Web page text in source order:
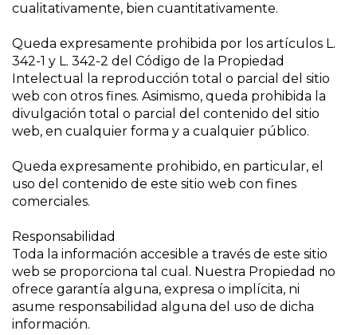
cualitativamente, bien cuantitativamente.
Queda expresamente prohibida por los artículos L.
342-1 y L. 342-2 del Código de la Propiedad
Intelectual la reproducción total o parcial del sitio
web con otros fines. Asimismo, queda prohibida la
divulgación total o parcial del contenido del sitio
web, en cualquier forma y a cualquier público.
Queda expresamente prohibido, en particular, el
uso del contenido de este sitio web con fines
comerciales.
Responsabilidad
Toda la información accesible a través de este sitio
web se proporciona tal cual. Nuestra Propiedad no
ofrece garantía alguna, expresa o implícita, ni
asume responsabilidad alguna del uso de dicha
información.